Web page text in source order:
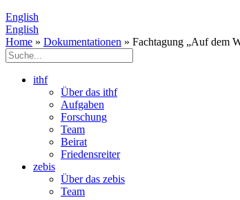
English
English
Home » Dokumentationen » Fachtagung „Auf dem
ithf
Über das ithf
Aufgaben
Forschung
Team
Beirat
Friedensreiter
zebis
Über das zebis
Team